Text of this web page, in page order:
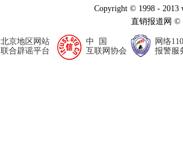
Copyright © 1998 - 2013
直销报道网
北京地区网站
联合辟谣平台
中 国
互联网协会
网络110
报警服